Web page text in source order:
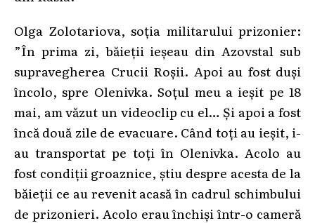
Olga Zolotariova, soția militarului prizonier:
”În prima zi, băieții ieșeau din Azovstal sub
supravegherea Crucii Roșii. Apoi au fost duși
încolo, spre Olenivka. Soțul meu a ieșit pe 18
mai, am văzut un videoclip cu el… Și apoi a fost
încă două zile de evacuare. Când toți au ieșit, i-
au transportat pe toți în Olenivka. Acolo au
fost condiții groaznice, știu despre acesta de la
băieții ce au revenit acasă în cadrul schimbului
de prizonieri. Acolo erau închiși într-o cameră